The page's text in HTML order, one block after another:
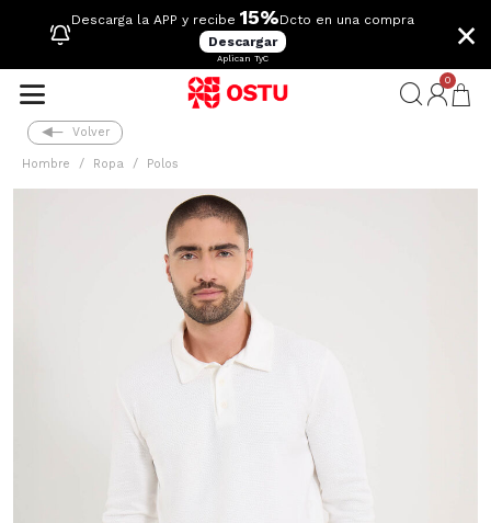
Descarga la APP y recibe 15%Dcto en una compra
Descargar
Aplican TyC
×
0
Volver
Hombre Ropa Polos